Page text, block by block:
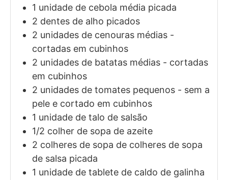
1 unidade de cebola média picada
2 dentes de alho picados
2 unidades de cenouras médias -
cortadas em cubinhos
2 unidades de batatas médias - cortadas
em cubinhos
2 unidades de tomates pequenos - sem a
pele e cortado em cubinhos
1 unidade de talo de salsão
1/2 colher de sopa de azeite
2 colheres de sopa de colheres de sopa
de salsa picada
1 unidade de tablete de caldo de galinha